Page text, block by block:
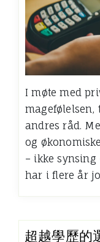
I møte med
andres råd.
og
– ikke
har i flere år
超越學歷的